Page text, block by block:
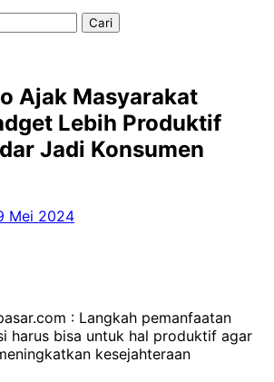
Ajak Masyarakat
Lebih Produktif
Jadi Konsumen
Mei 2024
: Langkah pemanfaatan
harus bisa untuk hal produktif agar
kesejahteraan